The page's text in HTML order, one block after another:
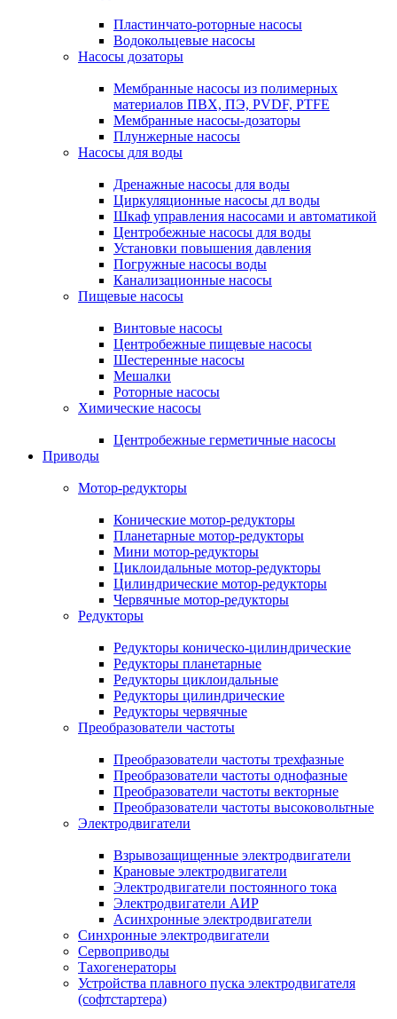
Пластинчато-роторные насосы
Водокольцевые насосы
Насосы дозаторы
Мембранные насосы из полимерных
материалов ПВХ, ПЭ, PVDF, PTFE
Мембранные насосы-дозаторы
Плунжерные насосы
Насосы для воды
Дренажные насосы для воды
Циркуляционные насосы дл воды
Шкаф управления насосами и автоматикой
Центробежные насосы для воды
Установки повышения давления
Погружные насосы воды
Канализационные насосы
Пищевые насосы
Винтовые насосы
Центробежные пищевые насосы
Шестеренные насосы
Мешалки
Роторные насосы
Химические насосы
Центробежные герметичные насосы
Приводы
Мотор-редукторы
Конические мотор-редукторы
Планетарные мотор-редукторы
Мини мотор-редукторы
Циклоидальные мотор-редукторы
Цилиндрические мотор-редукторы
Червячные мотор-редукторы
Редукторы
Редукторы коническо-цилиндрические
Редукторы планетарные
Редукторы циклоидальные
Редукторы цилиндрические
Редукторы червячные
Преобразователи частоты
Преобразователи частоты трехфазные
Преобразователи частоты однофазные
Преобразователи частоты векторные
Преобразователи частоты высоковольтные
Электродвигатели
Взрывозащищенные электродвигатели
Крановые электродвигатели
Электродвигатели постоянного тока
Электродвигатели АИР
Асинхронные электродвигатели
Синхронные электродвигатели
Сервоприводы
Тахогенераторы
Устройства плавного пуска электродвигателя
(софтстартера)